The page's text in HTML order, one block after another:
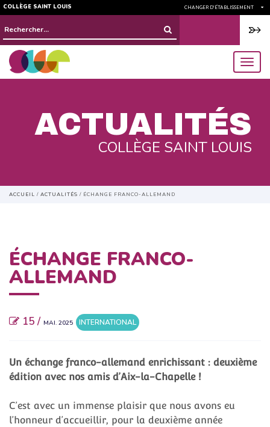
COLLÈGE SAINT LOUIS CHANGER D'ÉTABLISSEMENT
Rechercher :
menu
ACTUALITÉS
COLLÈGE SAINT LOUIS
ACCUEIL / ACTUALITÉS / ÉCHANGE FRANCO-ALLEMAND
ÉCHANGE FRANCO-
ALLEMAND
15 / MAI. 2025 INTERNATIONAL
Un échange franco-allemand enrichissant : deuxième
édition avec nos amis d’Aix-la-Chapelle !
C’est avec un immense plaisir que nous avons eu
l’honneur d’accueillir, pour la deuxième année